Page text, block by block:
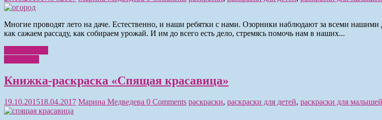
Многие проводят лето на даче. Естественно, и наши ребятки с нами. Озорники наблюдают за всеми
как сажаем рассаду, как собираем урожай. И им до всего есть дело, стремясь помочь нам в наших...
Книжка-раскраска «Спящая красавица»
19.10.201518.04.2017 Марина Медведева 0 Comments раскраски, раскраски для детей, раскраски для малышей